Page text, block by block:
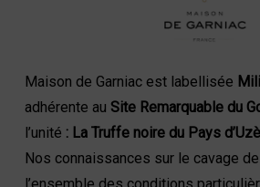
Maison de Garniac est labellisée
adhérente au Site Remarquable du
l’unité : La Truffe noire du Pays
Nos connaissances sur le cavage